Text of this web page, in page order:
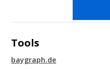
Tools
baygraph.de